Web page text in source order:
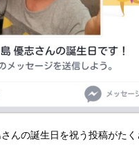
んの誕生日を祝う投稿がたく